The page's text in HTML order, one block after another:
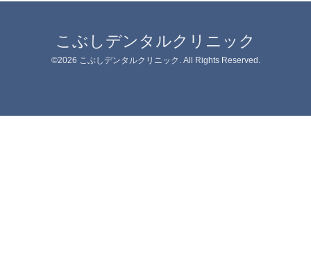
こぶしデンタルクリニック
©2026 こぶしデンタルクリニック . All Rights Reserved.